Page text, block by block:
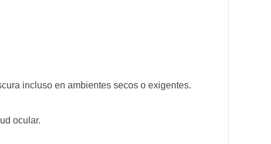
incluso en ambientes secos o exigentes.
ocular.